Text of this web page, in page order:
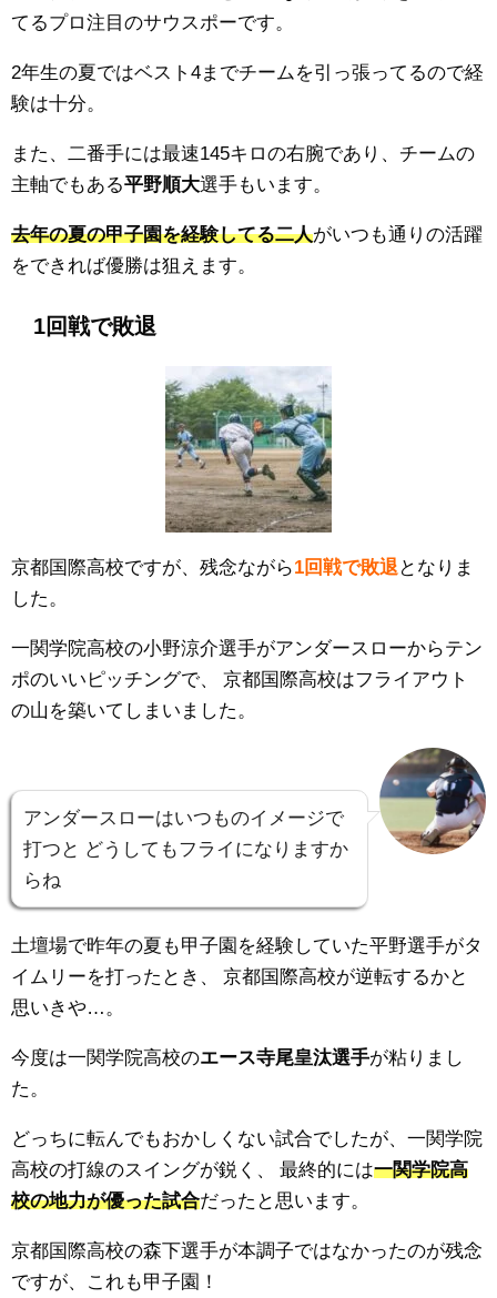
てるプロ注目のサウスポーです。
2年生の夏ではベスト4までチームを引っ張ってるので経
験は十分。
また、二番手には最速145キロの右腕であり、チームの
主軸でもある平野順大選手もいます。
去年の夏の甲子園を経験してる二人がいつも通りの活躍
をできれば優勝は狙えます。
1回戦で敗退
京都国際高校ですが、残念ながら1回戦で敗退 となりま
した。
一関学院高校の小野涼介選手がアンダースローからテン
ポのいいピッチングで、
京都国際高校はフライアウト
の山を築いてしまいました。
アンダースローはいつものイメージで
打つと どうしてもフライになりますか
らね
土壇場で昨年の夏も甲子園を経験していた平野選手がタ
イムリーを打ったとき、
京都国際高校が逆転するかと
思いきや…。
今度は一関学院高校のエース寺尾皇汰選手が粘りまし
た。
どっちに転んでもおかしくない試合でしたが、 一関学院
高校の打線のスイングが鋭く、
最終的には一関学院高
校の地力が優った試合だったと思います。
京都国際高校の森下選手が本調子ではなかったのが残念
ですが、これも甲子園！